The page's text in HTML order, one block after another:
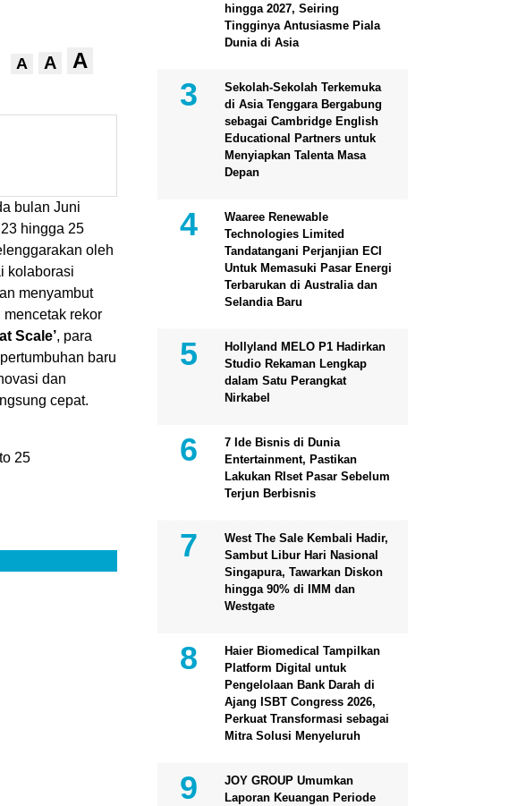
A A A
bulan Juni
hingga 25
oleh
kolaborasi
menyambut
rekor
Scale’, para
baru
dan
cepat.
25
hingga 2027, Seiring
Tingginya Antusiasme Piala
Dunia di Asia
Sekolah-Sekolah Terkemuka
di Asia Tenggara Bergabung
sebagai Cambridge English
Educational Partners untuk
Menyiapkan Talenta Masa
Depan
Waaree Renewable
Technologies Limited
Tandatangani Perjanjian ECI
Untuk Memasuki Pasar Energi
Terbarukan di Australia dan
Selandia Baru
Hollyland MELO P1 Hadirkan
Studio Rekaman Lengkap
dalam Satu Perangkat
Nirkabel
7 Ide Bisnis di Dunia
Entertainment, Pastikan
Lakukan RIset Pasar Sebelum
Terjun Berbisnis
West The Sale Kembali Hadir,
Sambut Libur Hari Nasional
Singapura, Tawarkan Diskon
hingga 90% di IMM dan
Westgate
Haier Biomedical Tampilkan
Platform Digital untuk
Pengelolaan Bank Darah di
Ajang ISBT Congress 2026,
Perkuat Transformasi sebagai
Mitra Solusi Menyeluruh
JOY GROUP Umumkan
Laporan Keuangan Periode